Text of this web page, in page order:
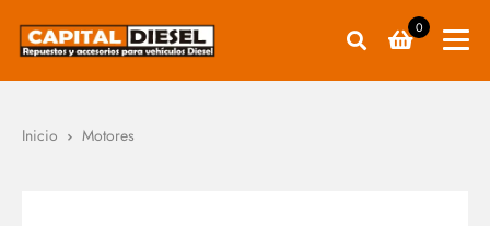
0
Inicio Motores